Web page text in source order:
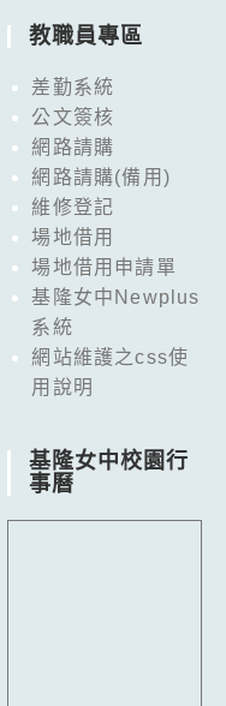
教職員專區
差勤系統
公文簽核
網路請購
網路請購(備用)
維修登記
場地借用
場地借用申請單
基隆女中Newplus
系統
網站維護之css使
用說明
基隆女中校園行
事曆